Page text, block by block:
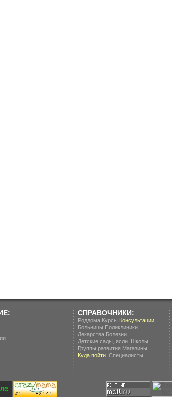
СПРАВОЧНИКИ:
Роддома Курсы Консультации
Больницы Поликлиники
Лекарства Болезни
Детские сады, ясли Школы
Группы развития Магазины
Куда пойти. Специалисты